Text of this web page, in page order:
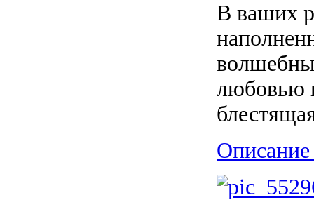
В ваших
любовью
Описание